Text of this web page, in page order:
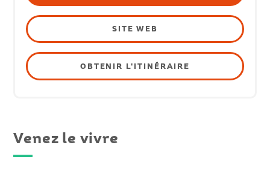
SITE WEB
OBTENIR L'ITINÉRAIRE
Venez le vivre